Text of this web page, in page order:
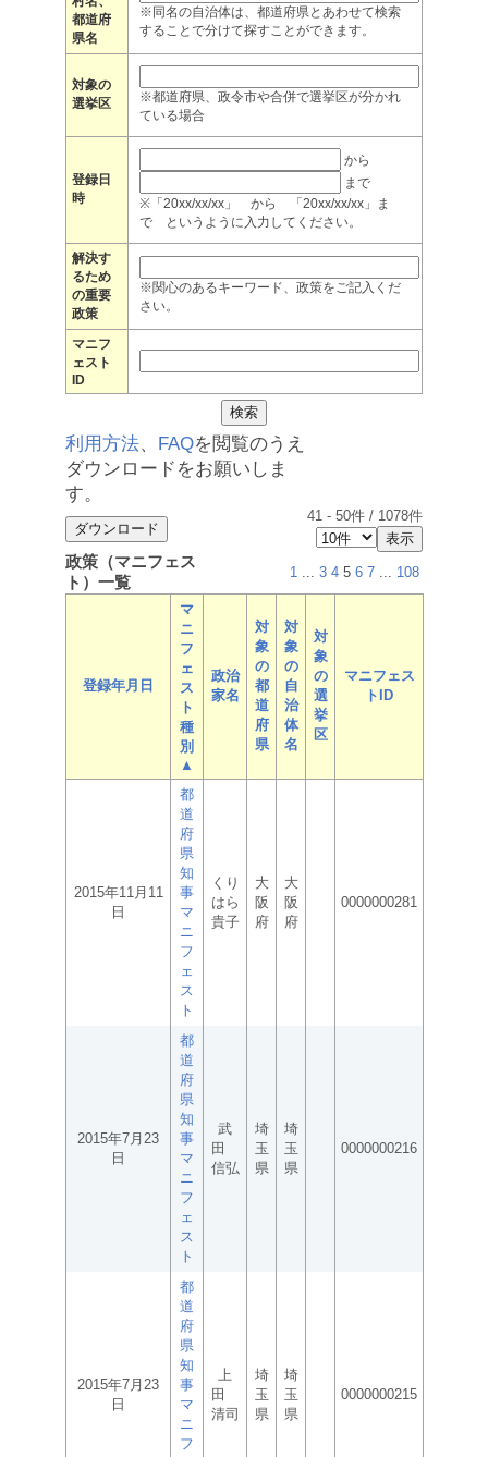
都道府
県名
※同名の自治体は、都道府県とあわせて検索
することで分けて探すことができます。
対象の
選挙区
※都道府県、政令市や合併で選挙区が分かれ
ている場合
登録日
時
から
まで
※「20xx/xx/xx」 から 「20xx/xx/xx」ま
で というように入力してください。
解決す
るため
の重要
政策
※関心のあるキーワード、政策をご記入くだ
さい。
マニフ
ェスト
ID
利用方法、 FAQを閲覧のうえ
ダウンロードをお願いしま
す。
41 - 50件 / 1078件
政策（マニフェス
ト）一覧
1 ... 3 4 5 6 7 ... 108
登録年月日
マ
ニ
フ
ェ
ス
ト
種
別
▲
政治
家名
対
象
の
都
道
府
県
対
象
の
自
治
体
名
対
象
の
選
挙
区
マニフェス
トID
2015年11月11
日
都
道
府
県
知
事
マ
ニ
フ
ェ
ス
ト
くり
はら
貴子
大
阪
府
大
阪
府
0000000281
2015年7月23
日
都
道
府
県
知
事
マ
ニ
フ
ェ
ス
ト
武
田
信弘
埼
玉
県
埼
玉
県
0000000216
2015年7月23
日
都
道
府
県
知
事
マ
ニ
フ
上
田
清司
埼
玉
県
埼
玉
県
0000000215